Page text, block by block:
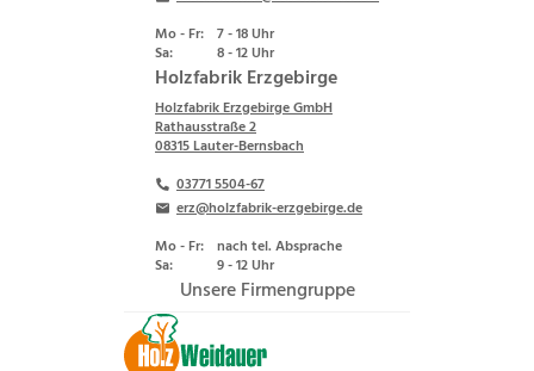
Mo - Fr: 7 - 18 Uhr
Sa:
8 - 12 Uhr
Holzfabrik Erzgebirge
Holzfabrik Erzgebirge GmbH
Rathausstraße 2
08315 Lauter-Bernsbach
03771 5504-67
erz@holzfabrik-erzgebirge.de
Mo - Fr: nach tel. Absprache
Sa:
9 - 12 Uhr
Unsere Firmengruppe